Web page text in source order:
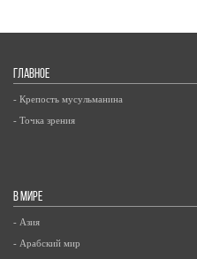
ГЛАВНОЕ
- Крепость мусульманина
- Точка зрения
В МИРЕ
- Азия
- Арабский мир